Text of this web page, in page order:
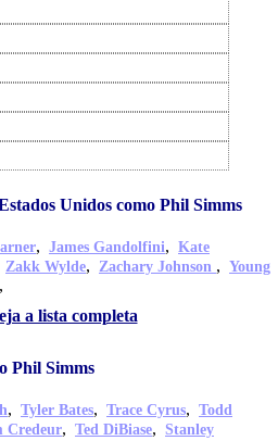
Unidos como Phil Simms
, James Gandolfini, Kate
Zakk Wylde, Zachary Johnson , Young
,
a lista completa
Phil Simms
, Tyler Bates, Trace Cyrus, Todd
Credeur, Ted DiBiase, Stanley